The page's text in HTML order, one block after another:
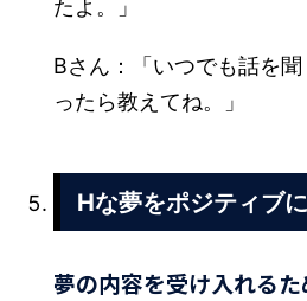
たよ。」
Bさん：「いつでも話を
ったら教えてね。」
Hな夢をポジティブ
夢の内容を受け入れる